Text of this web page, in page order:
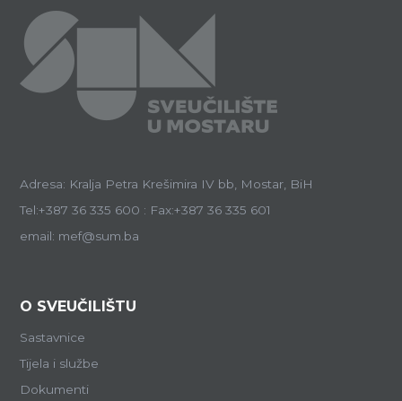
Adresa: Kralja Petra Krešimira IV bb, Mostar, BiH
Tel:+387 36 335 600 : Fax:+387 36 335 601
email: mef@sum.ba
O SVEUČILIŠTU
Sastavnice
Tijela i službe
Dokumenti